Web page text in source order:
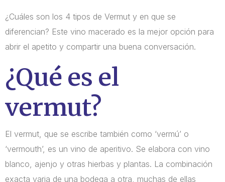
¿Cuáles son los 4 tipos de Vermut y en que se
diferencian? Este vino macerado es la mejor opción para
abrir el apetito y compartir una buena conversación.
¿Qué es el
vermut?
El vermut, que se escribe también como ‘vermú’ o
‘vermouth’, es un vino de aperitivo. Se elabora con vino
blanco, ajenjo y otras hierbas y plantas. La combinación
exacta varia de una bodega a otra, muchas de ellas